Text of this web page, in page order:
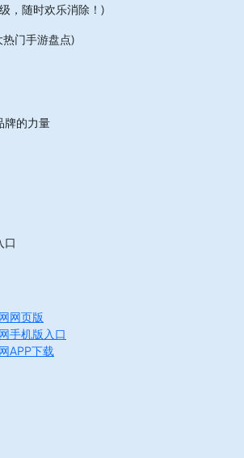
，随时欢乐消除！)
门手游盘点)
牌的力量
口
网页版
手机版入口
APP下载